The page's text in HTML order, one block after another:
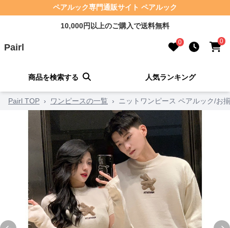
ペアルック専門通販サイト ペアルック
10,000円以上のご購入で送料無料
Pairl 0 0
商品を検索する 人気ランキング
Pairl TOP › ワンピースの一覧 › ニットワンピース ペアルック/お